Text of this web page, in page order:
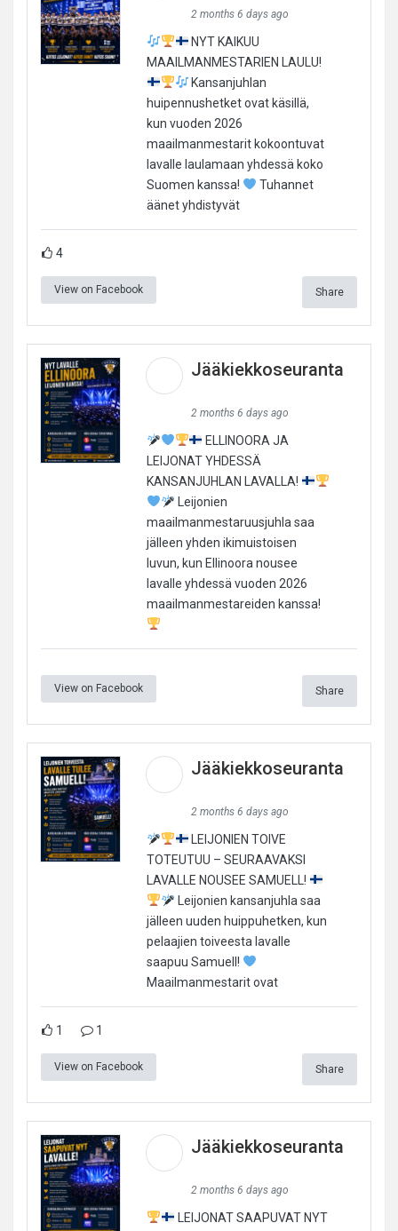
2 months 6 days ago
NYT KAIKUU
MAAILMANMESTARIEN LAULU!
Kansanjuhlan
huipennushetket ovat käsillä,
kun vuoden 2026
maailmanmestarit kokoontuvat
lavalle laulamaan yhdessä koko
Suomen kanssa!
Tuhannet
äänet yhdistyvät
4
View on Facebook Share
Jääkiekkoseuranta
2 months 6 days ago
ELLINOORA JA
LEIJONAT YHDESSÄ
KANSANJUHLAN LAVALLA!
Leijonien
maailmanmestaruusjuhla saa
jälleen yhden ikimuistoisen
luvun, kun Ellinoora nousee
lavalle yhdessä vuoden 2026
maailmanmestareiden kanssa!
View on Facebook Share
Jääkiekkoseuranta
2 months 6 days ago
LEIJONIEN TOIVE
TOTEUTUU – SEURAAVAKSI
LAVALLE NOUSEE SAMUELL!
Leijonien kansanjuhla saa
jälleen uuden huippuhetken, kun
pelaajien toiveesta lavalle
saapuu Samuell!
Maailmanmestarit ovat
1 1
View on Facebook Share
Jääkiekkoseuranta
2 months 6 days ago
LEIJONAT SAAPUVAT NYT